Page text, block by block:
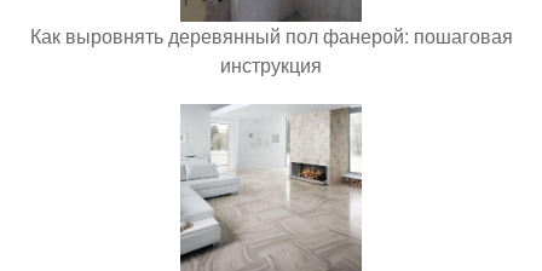
Как выровнять деревянный пол фанерой: пошаговая
инструкция